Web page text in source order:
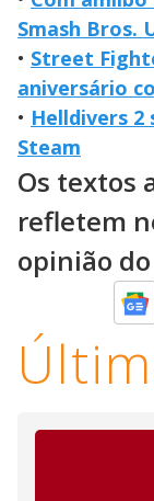
Smash Bros.
• Street
aniversário
• Helldivers 2
Steam
Os textos
refletem
opinião